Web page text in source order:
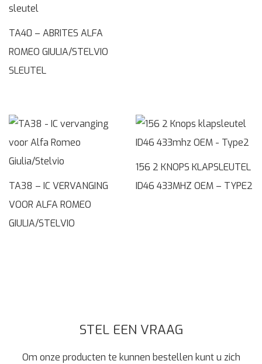
TA40 – ABRITES ALFA
ROMEO GIULIA/STELVIO
SLEUTEL
TA38 – IC VERVANGING
VOOR ALFA ROMEO
GIULIA/STELVIO
156 2 KNOPS KLAPSLEUTEL
ID46 433MHZ OEM – TYPE2
STEL EEN VRAAG
Om onze producten te kunnen bestellen kunt u zich